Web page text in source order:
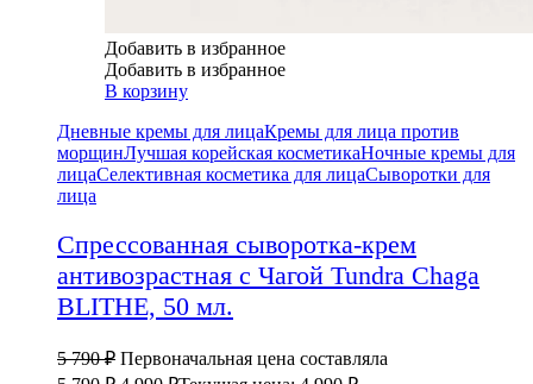
Добавить в избранное
Добавить в избранное
В корзину
Дневные кремы для лицаКремы для лица против
морщинЛучшая корейская косметикаНочные кремы для
лицаСелективная косметика для лицаСыворотки для
лица
Спрессованная сыворотка-крем
антивозрастная с Чагой Tundra Chaga
BLITHE, 50 мл.
5 790₽ Первоначальная цена составляла